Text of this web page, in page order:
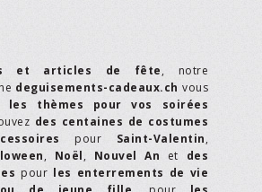
et articles de fête, notre
deguisements-cadeaux.ch vous
les thèmes pour vos soirées
des centaines de costumes
pour Saint-Valentin,
, Noël, Nouvel An et des
pour les enterrements de vie